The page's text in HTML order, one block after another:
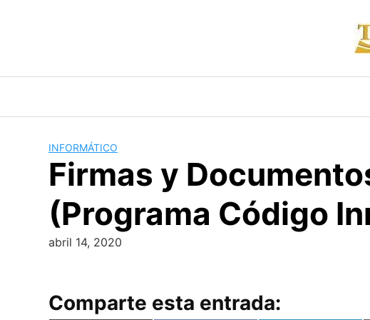
INFORMÁTICO
Firmas y
(Programa Código
abril 14, 2020
Comparte esta entrada: